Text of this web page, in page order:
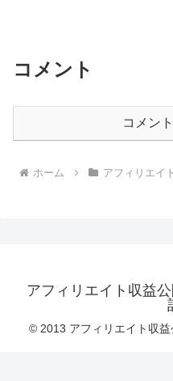
コメント
コメン
ホーム アフィリエイ
アフィリエイト収益
© 2013 アフィリエイト収